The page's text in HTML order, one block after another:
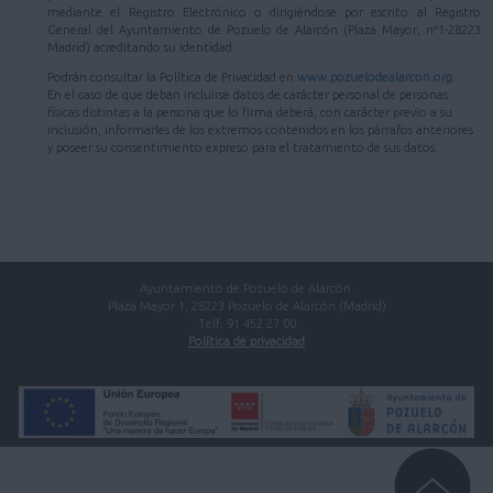
mediante el Registro Electrónico o dirigiéndose por escrito al Registro
General del Ayuntamiento de Pozuelo de Alarcón (Plaza Mayor, nº1-28223
Madrid) acreditando su identidad.
Podrán consultar la Política de Privacidad en www.pozuelodealarcon.org
En el caso de que deban incluirse datos de carácter personal de personas
físicas distintas a la persona que lo firma deberá, con carácter previo a su
inclusión, informarles de los extremos contenidos en los párrafos anteriores
y poseer su consentimiento expreso para el tratamiento de sus datos.
Ayuntamiento de Pozuelo de Alarcón.
Plaza Mayor 1, 28223 Pozuelo de Alarcón (Madrid)
Telf. 91 452 27 00
Política de privacidad